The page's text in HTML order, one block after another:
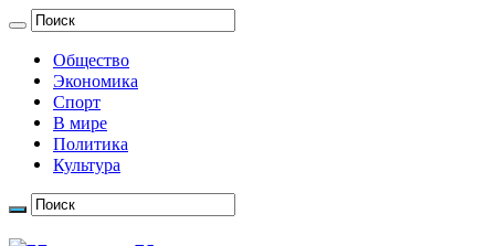
Общество
Экономика
Спорт
В мире
Политика
Культура